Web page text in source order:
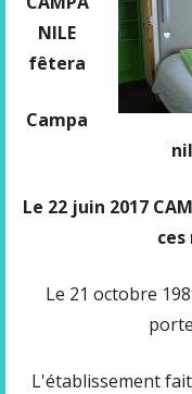
NILE
fêtera
Campa
Le 22 juin 2017
Le 21 octobre
L'établissement